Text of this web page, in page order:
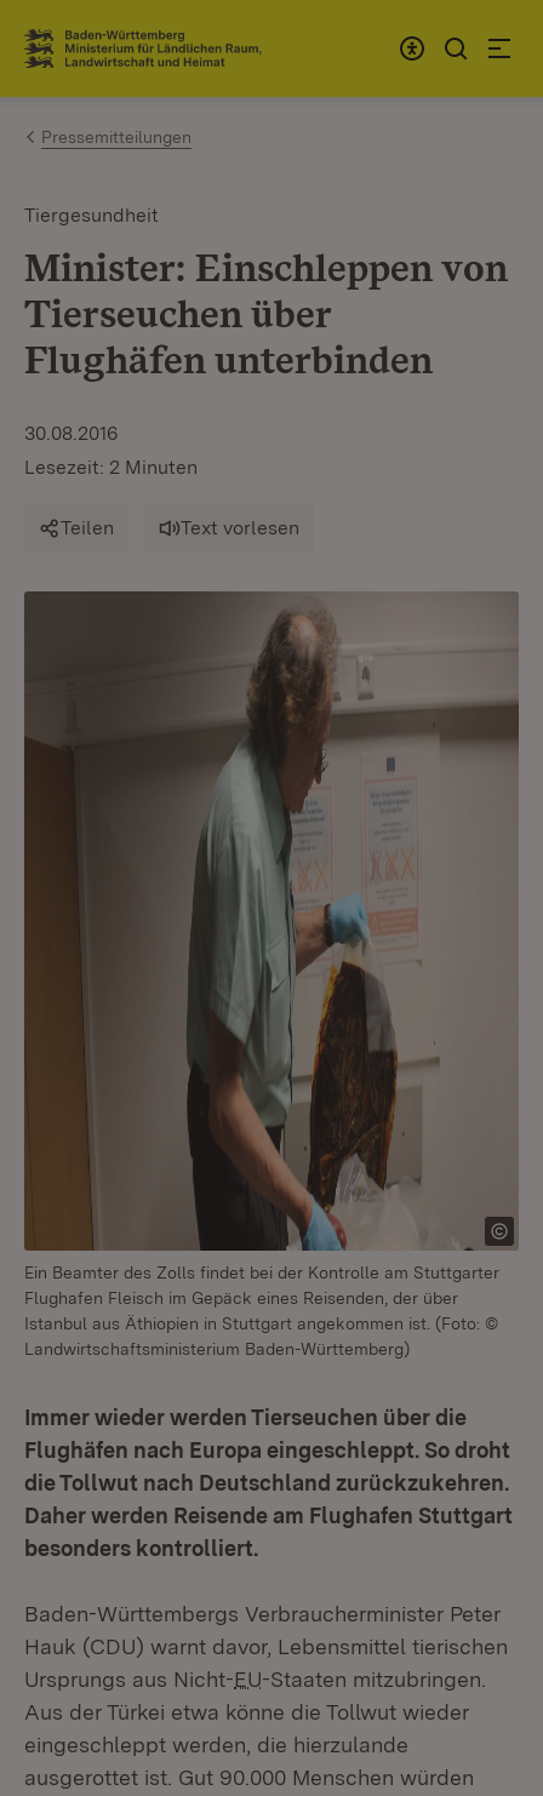
Zum Inhalt springen
Link zur Startseite
Pressemitteilungen
Tiergesundheit
Minister: Einschleppen von
Tierseuchen über
Flughäfen unterbinden
30.08.2016
Lesezeit: 2 Minuten
Teilen Text vorlesen
Ein Beamter des Zolls findet bei der Kontrolle am Stuttgarter
Flughafen Fleisch im Gepäck eines Reisenden, der über
Istanbul aus Äthiopien in Stuttgart angekommen ist. (Foto: ©
Landwirtschaftsministerium Baden-Württemberg)
Immer wieder werden Tierseuchen über die
Flughäfen nach Europa eingeschleppt. So droht
die Tollwut nach Deutschland zurückzukehren.
Daher werden Reisende am Flughafen Stuttgart
besonders kontrolliert.
Baden-Württembergs Verbraucherminister Peter
Hauk (CDU) warnt davor, Lebensmittel tierischen
Ursprungs aus Nicht-EU-Staaten mitzubringen.
Aus der Türkei etwa könne die Tollwut wieder
eingeschleppt werden, die hierzulande
ausgerottet ist. Gut 90.000 Menschen würden